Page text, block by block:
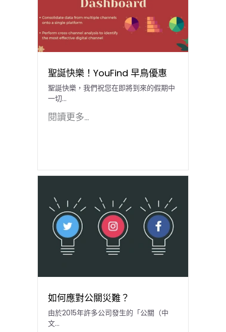
聖誕快樂！YouFind 早鳥優惠
聖誕快樂，我們祝您在即將到來的假期中
一切...
閱讀更多...
如何應對公關災難？
由於2015年許多公司發生的「公關（中
文...